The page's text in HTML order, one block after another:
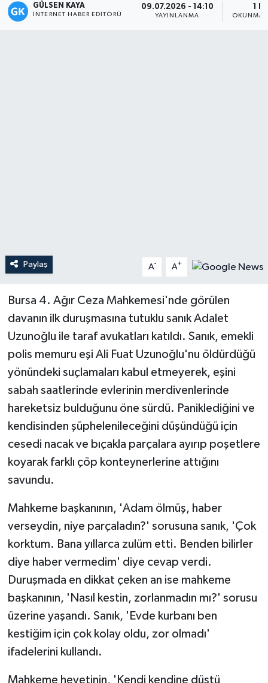
GÜLSEN KAYA
İNTERNET HABER EDITÖRÜ
09.07.2026 - 14:10
YAYINLANMA OKUNMA
Paylaş A- A+
Bursa 4. Ağır Ceza Mahkemesi'nde görülen
davanın ilk duruşmasına tutuklu sanık Adalet
Uzunoğlu ile taraf avukatları katıldı. Sanık, emekli
polis memuru eşi Ali Fuat Uzunoğlu'nu öldürdüğü
yönündeki suçlamaları kabul etmeyerek, eşini
sabah saatlerinde evlerinin merdivenlerinde
hareketsiz bulduğunu öne sürdü. Paniklediğini ve
kendisinden şüphelenileceğini düşündüğü için
cesedi nacak ve bıçakla parçalara ayırıp poşetlere
koyarak farklı çöp konteynerlerine attığını
savundu.
Mahkeme başkanının, 'Adam ölmüş, haber
verseydin, niye parçaladın?' sorusuna sanık, 'Çok
korktum. Bana yıllarca zulüm etti. Benden bilirler
diye haber vermedim' diye cevap verdi.
Duruşmada en dikkat çeken an ise mahkeme
başkanının, 'Nasıl kestin, zorlanmadın mı?' sorusu
üzerine yaşandı. Sanık, 'Evde kurbanı ben
kestiğim için çok kolay oldu, zor olmadı'
ifadelerini kullandı.
Mahkeme heyetinin, 'Kendi kendine düştü